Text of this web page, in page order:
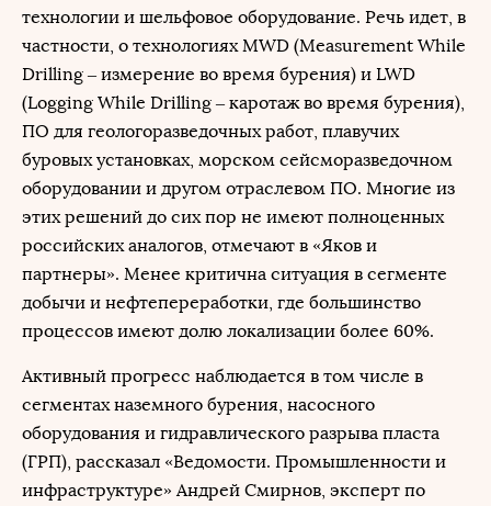
технологии и шельфовое оборудование. Речь идет, в
частности, о технологиях MWD (Measurement While
Drilling – измерение во время бурения) и LWD
(Logging While Drilling – каротаж во время бурения),
ПО для геологоразведочных работ, плавучих
буровых установках, морском сейсморазведочном
оборудовании и другом отраслевом ПО. Многие из
этих решений до сих пор не имеют полноценных
российских аналогов, отмечают в «Яков и
партнеры». Менее критична ситуация в сегменте
добычи и нефтепереработки, где большинство
процессов имеют долю локализации более 60%.
Активный прогресс наблюдается в том числе в
сегментах наземного бурения, насосного
оборудования и гидравлического разрыва пласта
(ГРП), рассказал «Ведомости. Промышленности и
инфраструктуре» Андрей Смирнов, эксперт по